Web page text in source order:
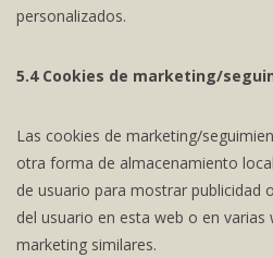
personalizados.
5.4 Cookies de marketing/
Las cookies de marketing/
otra forma de almacenamiento
de usuario para mostrar publicidad
del usuario en esta web o en varias
marketing similares.